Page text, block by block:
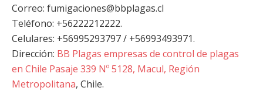
Correo: fumigaciones@bbplagas.cl
Teléfono: +56222212222.
Celulares: +56995293797 / +56993493971.
Dirección: BB Plagas empresas de control de plagas
en Chile Pasaje 339 Nº 5128, Macul, Región
Metropolitana, Chile.